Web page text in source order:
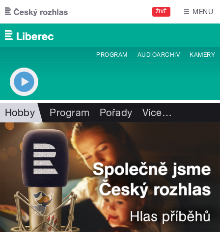
Přejít k hlavnímu obsahu
ŽIVĚ MENU
PROGRAM AUDIOARCHIV KAMERY
Hobby Program Pořady Více…